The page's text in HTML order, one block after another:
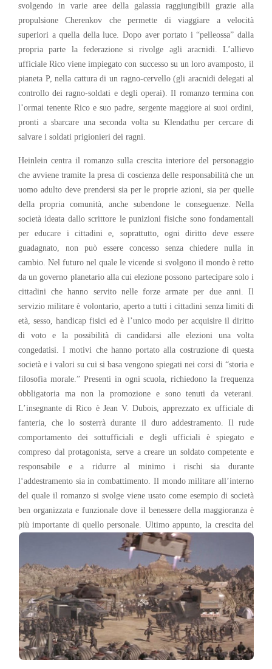
svolgendo in varie aree della galassia raggiungibili grazie alla
propulsione Cherenkov che permette di viaggiare a velocità
superiori a quella della luce. Dopo aver portato i “pelleossa” dalla
propria parte la federazione si rivolge agli aracnidi. L’allievo
ufficiale Rico viene impiegato con successo su un loro avamposto, il
pianeta P, nella cattura di un ragno-cervello (gli aracnidi delegati al
controllo dei ragno-soldati e degli operai). Il romanzo termina con
l’ormai tenente Rico e suo padre, sergente maggiore ai suoi ordini,
pronti a sbarcare una seconda volta su Klendathu per cercare di
salvare i soldati prigionieri dei ragni.
Heinlein centra il romanzo sulla crescita interiore del personaggio
che avviene tramite la presa di coscienza delle responsabilità che un
uomo adulto deve prendersi sia per le proprie azioni, sia per quelle
della propria comunità, anche subendone le conseguenze. Nella
società ideata dallo scrittore le punizioni fisiche sono fondamentali
per educare i cittadini e, soprattutto, ogni diritto deve essere
guadagnato, non può essere concesso senza chiedere nulla in
cambio. Nel futuro nel quale le vicende si svolgono il mondo è retto
da un governo planetario alla cui elezione possono partecipare solo i
cittadini che hanno servito nelle forze armate per due anni. Il
servizio militare è volontario, aperto a tutti i cittadini senza limiti di
età, sesso, handicap fisici ed è l’unico modo per acquisire il diritto
di voto e la possibilità di candidarsi alle elezioni una volta
congedatisi. I motivi che hanno portato alla costruzione di questa
società e i valori su cui si basa vengono spiegati nei corsi di “storia e
filosofia morale.” Presenti in ogni scuola, richiedono la frequenza
obbligatoria ma non la promozione e sono tenuti da veterani.
L’insegnante di Rico è Jean V. Dubois, apprezzato ex ufficiale di
fanteria, che lo sosterrà durante il duro addestramento. Il rude
comportamento dei sottufficiali e degli ufficiali è spiegato e
compreso dal protagonista, serve a creare un soldato competente e
responsabile e a ridurre al minimo i rischi sia durante
l‘addestramento sia in combattimento. Il mondo militare all’interno
del quale il romanzo si svolge viene usato come esempio di società
ben organizzata e funzionale dove il benessere della maggioranza è
più importante di quello personale. Ultimo appunto, la crescita del